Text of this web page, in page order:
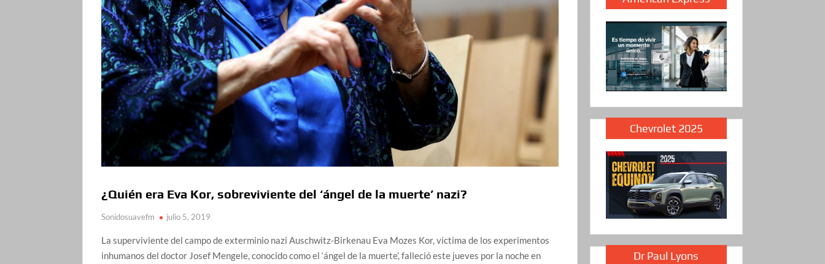
¿Quién era Eva Kor, sobreviviente del ‘ángel de la muerte’ nazi?
Sonidosuavefm julio 5, 2019
La superviviente del campo de exterminio nazi Auschwitz-Birkenau Eva Mozes Kor, víctima de los experimentos
inhumanos del doctor Josef Mengele, conocido como el ‘ángel de la muerte’, falleció este jueves por la noche en
Chevrolet 2025
Dr Paul Lyons